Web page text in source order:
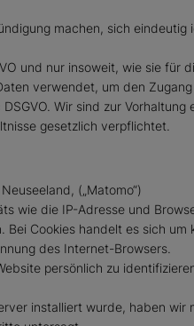
machen, sich
und nur insoweit, wie sie für
verwendet, um den
Wir sind zur
gesetzlich verpflichtet.
(„Matomo“)
die IP-Adresse und
Cookies handelt es sich
des Internet-Browsers.
persönlich zu
installiert wurde, haben